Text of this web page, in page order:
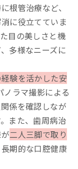
根管治療など、
に役立てていま
目の美しさと機
多様なニーズに
験を活かした安
ノラマ撮影による
係を確認しなが
また、歯周病治
二人三脚で取り
期的な口腔健康